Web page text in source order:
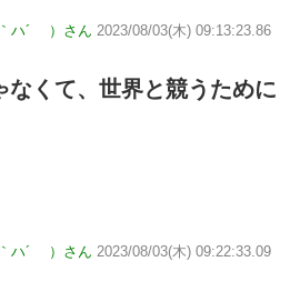
ハ´ ）さん 2023/08/03(木) 09:13:23.86
なくて、世界と競うために
ハ´ ）さん 2023/08/03(木) 09:22:33.09